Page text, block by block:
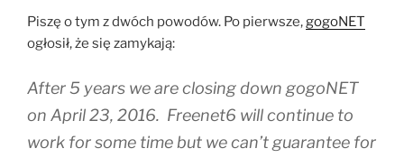
Piszę o tym z dwóch powodów. Po pierwsze,gogoNET
ogłosił, że się zamykają :
After 5 years we are closing down gogoNET
on April 23, 2016. Freenet6 will continue to
work for some time but we can’t guarantee for